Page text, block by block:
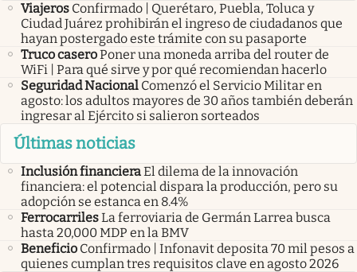
Viajeros Confirmado | Querétaro, Puebla, Toluca y
Ciudad Juárez prohibirán el ingreso de ciudadanos que
hayan postergado este trámite con su pasaporte
Truco caseroPoner una moneda arriba del router de
WiFi | Para qué sirve y por qué recomiendan hacerlo
Seguridad Nacional Comenzó el Servicio Militar en
agosto: los adultos mayores de 30 años también deberán
ingresar al Ejército si salieron sorteados
Últimas noticias
Inclusión financieraEl dilema de la innovación
financiera: el potencial dispara la producción, pero su
adopción se estanca en 8.4%
FerrocarrilesLa ferroviaria de Germán Larrea busca
hasta 20,000 MDP en la BMV
Beneficio Confirmado | Infonavit deposita 70 mil pesos a
quienes cumplan tres requisitos clave en agosto 2026